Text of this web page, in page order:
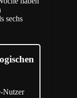
sechs
Nutzer